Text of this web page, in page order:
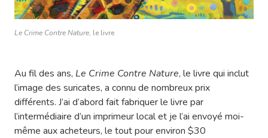
Le Crime Contre Nature, le livre
Au fil des ans, Le Crime Contre Nature, le livre qui inclut
l’image des suricates, a connu de nombreux prix
différents. J’ai d’abord fait fabriquer le livre par
l’intermédiaire d’un imprimeur local et je l’ai envoyé moi-
même aux acheteurs, le tout pour environ $30